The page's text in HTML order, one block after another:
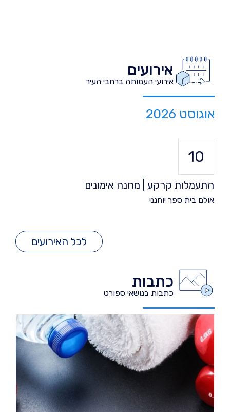
אירועים
אירועי העמותה ברחבי העיר
אוגוסט 2026
10
התעמלות קרקע | מחנה אימונים
אולם בית ספר יוחנני
לכל האירועים
כתבות
כתבות בנושאי ספורט